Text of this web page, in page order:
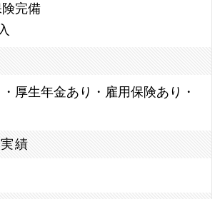
完備
厚生年金あり・雇用保険あり・
績